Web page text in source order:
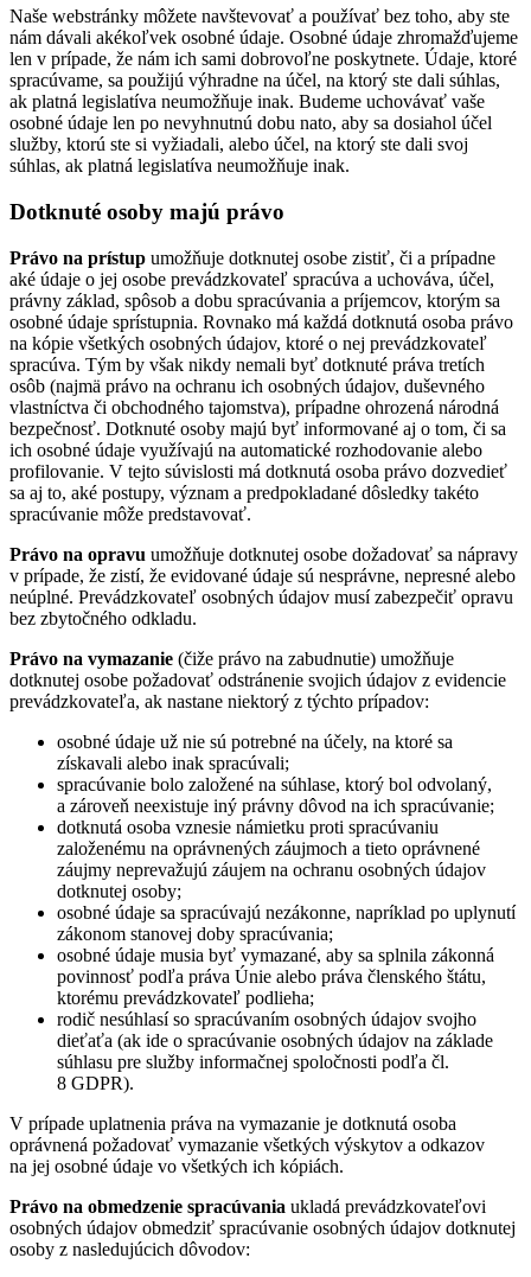
Naše webstránky môžete navštevovať a používať bez toho, aby ste
nám dávali akékoľvek osobné údaje. Osobné údaje zhromažďujeme
len v prípade, že nám ich sami dobrovoľne poskytnete. Údaje, ktoré
spracúvame, sa použijú výhradne na účel, na ktorý ste dali súhlas,
ak platná legislatíva neumožňuje inak. Budeme uchovávať vaše
osobné údaje len po nevyhnutnú dobu nato, aby sa dosiahol účel
služby, ktorú ste si vyžiadali, alebo účel, na ktorý ste dali svoj
súhlas, ak platná legislatíva neumožňuje inak.
Dotknuté osoby majú právo
Právo na prístup umožňuje dotknutej osobe zistiť, či a prípadne
aké údaje o jej osobe prevádzkovateľ spracúva a uchováva, účel,
právny základ, spôsob a dobu spracúvania a príjemcov, ktorým sa
osobné údaje sprístupnia. Rovnako má každá dotknutá osoba právo
na kópie všetkých osobných údajov, ktoré o nej prevádzkovateľ
spracúva. Tým by však nikdy nemali byť dotknuté práva tretích
osôb (najmä právo na ochranu ich osobných údajov, duševného
vlastníctva či obchodného tajomstva), prípadne ohrozená národná
bezpečnosť. Dotknuté osoby majú byť informované aj o tom, či sa
ich osobné údaje využívajú na automatické rozhodovanie alebo
profilovanie. V tejto súvislosti má dotknutá osoba právo dozvedieť
sa aj to, aké postupy, význam a predpokladané dôsledky takéto
spracúvanie môže predstavovať.
Právo na opravu umožňuje dotknutej osobe dožadovať sa nápravy
v prípade, že zistí, že evidované údaje sú nesprávne, nepresné alebo
neúplné. Prevádzkovateľ osobných údajov musí zabezpečiť opravu
bez zbytočného odkladu.
Právo na vymazanie (čiže právo na zabudnutie) umožňuje
dotknutej osobe požadovať odstránenie svojich údajov z evidencie
prevádzkovateľa, ak nastane niektorý z týchto prípadov:
osobné údaje už nie sú potrebné na účely, na ktoré sa
získavali alebo inak spracúvali;
spracúvanie bolo založené na súhlase, ktorý bol odvolaný,
a zároveň neexistuje iný právny dôvod na ich spracúvanie;
dotknutá osoba vznesie námietku proti spracúvaniu
založenému na oprávnených záujmoch a tieto oprávnené
záujmy neprevažujú záujem na ochranu osobných údajov
dotknutej osoby;
osobné údaje sa spracúvajú nezákonne, napríklad po uplynutí
zákonom stanovej doby spracúvania;
osobné údaje musia byť vymazané, aby sa splnila zákonná
povinnosť podľa práva Únie alebo práva členského štátu,
ktorému prevádzkovateľ podlieha;
rodič nesúhlasí so spracúvaním osobných údajov svojho
dieťaťa (ak ide o spracúvanie osobných údajov na základe
súhlasu pre služby informačnej spoločnosti podľa čl.
8 GDPR).
V prípade uplatnenia práva na vymazanie je dotknutá osoba
oprávnená požadovať vymazanie všetkých výskytov a odkazov
na jej osobné údaje vo všetkých ich kópiách.
Právo na obmedzenie spracúvania ukladá prevádzkovateľovi
osobných údajov obmedziť spracúvanie osobných údajov dotknutej
osoby z nasledujúcich dôvodov: